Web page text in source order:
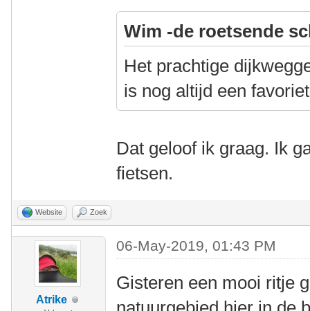
Wim -de roetsende
Het prachtige
is nog altijd een
Dat geloof ik graag. Ik
fietsen.
Website Zoek
Atrike
06-May-2019, 01:43 PM
Gisteren een mooi ritje